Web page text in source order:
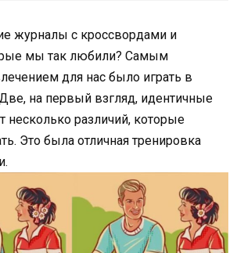
журналы с кроссвордами и
мы так любили? Самым
для нас было играть в
на первый взгляд, идентичные
несколько различий, которые
Это была отличная тренировка